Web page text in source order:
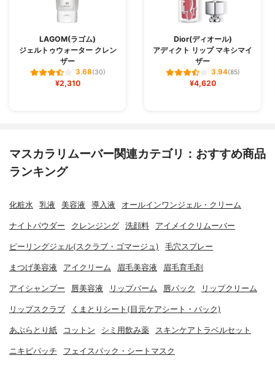
LAGOM(ラゴム)
ジェルトゥウォーター クレン
ザー
3.68(30)
¥2,310
Dior(ディオール)
アディクト リップ マキシマイ
ザー
3.94(85)
¥4,620
マスカラリムーバー関連カテゴリ：おすすめ商品
ランキング
化粧水 乳液 美容液 導入液 オールインワンジェル・クリーム
ナイトパウダー クレンジング 洗顔料 アイメイクリムーバー
ピーリングジェル(スクラブ・ゴマージュ) 毛穴スプレー
まつげ美容液 アイクリーム 眉毛美容液 眉毛育毛剤
アイシャンプー 唇美容液 リップバーム 唇パック リップクリーム
リップスクラブ くまとりシート(目元ケアシート・パック)
あぶらとり紙 コットン シミ用飲み薬 スキンケアトラベルセット
ニキビパッチ フェイスパック・シートマスク